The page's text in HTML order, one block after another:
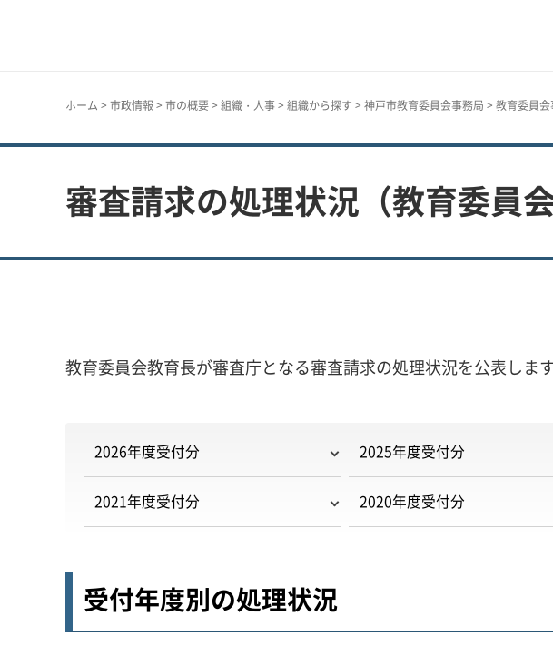
ホーム > 市政情報 > 市の概要> 組織・人事> 組織から探す > 神戸市教育委員会事務局 > 教育委員
審査請求の処理状況（教育委員会
教育委員会教育長が審査庁となる審査請求の処理状況を公表します
2026年度受付分 2025年度受付分
2021年度受付分 2020年度受付分
受付年度別の処理状況